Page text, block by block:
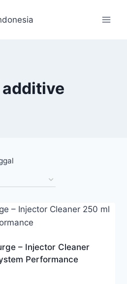
– Injector Cleaner
Performance